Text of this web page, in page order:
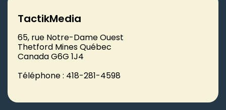
TactikMedia
65, rue Notre-Dame Ouest
Thetford Mines Québec
Canada G6G 1J4
Téléphone : 418-281-4598